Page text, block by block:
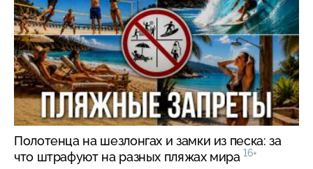
Полотенца на шезлонгах и замки из песка: за
что штрафуют на разных пляжах мира 16+